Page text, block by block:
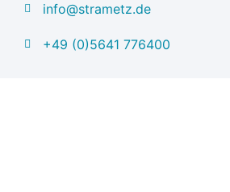
info@strametz.de
+49 (0)5641 776400